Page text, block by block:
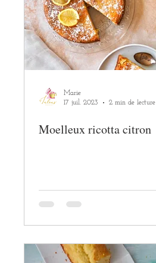
Marie
17 juil. 2023
2 min de lecture
Moelleux ricotta citron